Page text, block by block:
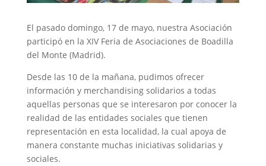
El pasado domingo, 17 de mayo, nuestra Asociación
participó en la XIV Feria de Asociaciones de Boadilla
del Monte (Madrid).
Desde las 10 de la mañana, pudimos ofrecer
información y merchandising solidarios a todas
aquellas personas que se interesaron por conocer la
realidad de las entidades sociales que tienen
representación en esta localidad, la cual apoya de
manera constante muchas iniciativas solidarias y
sociales.